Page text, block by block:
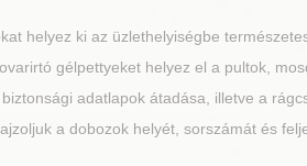
helyez ki az üzlethelyiségbe
gélpettyeket helyez el a pultok,
adatlapok átadása, illetve a
a dobozok helyét, sorszámát és